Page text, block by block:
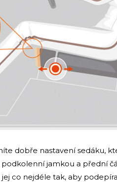
dobře nastavení sedáku,
jamkou a přední
co nejdéle tak, aby